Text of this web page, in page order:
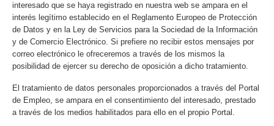
interesado que se haya registrado en nuestra web se ampara en el
interés legítimo establecido en el Reglamento Europeo de Protección
de Datos y en la Ley de Servicios para la Sociedad de la Información
y de Comercio Electrónico. Si prefiere no recibir estos mensajes por
correo electrónico le ofreceremos a través de los mismos la
posibilidad de ejercer su derecho de oposición a dicho tratamiento.
El tratamiento de datos personales proporcionados a través del Portal
de Empleo, se ampara en el consentimiento del interesado, prestado
a través de los medios habilitados para ello en el propio Portal.